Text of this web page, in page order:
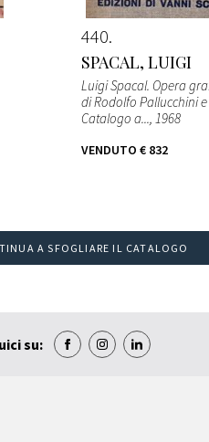
440
SPACAL, LUIGI
Luigi Spacal. Opera
di Rodolfo Pallucchini
Catalogo a..., 1968
VENDUTO € 832
A SFOGLIARE IL CATALOGO
su: